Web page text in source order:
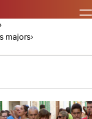
majors